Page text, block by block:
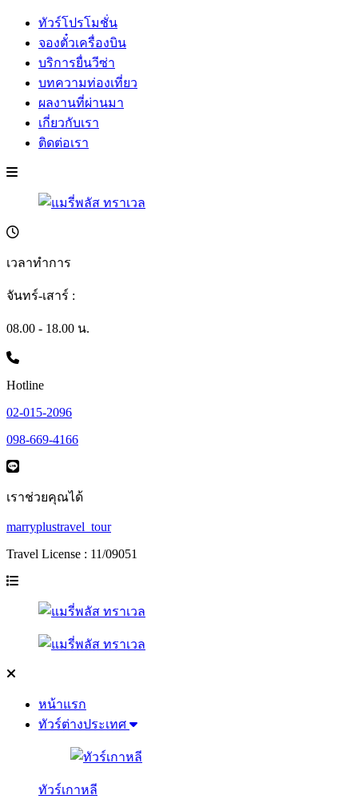
ทัวร์โปรโมชั่น
จองตั๋วเครื่องบิน
บริการยื่นวีซ่า
บทความท่องเที่ยว
ผลงานที่ผ่านมา
เกี่ยวกับเรา
ติดต่อเรา
เวลาทำการ
จันทร์-เสาร์ :
08.00 - 18.00 น.
Hotline
02-015-2096
098-669-4166
เราช่วยคุณได้
marryplustravel_tour
Travel License : 11/09051
หน้าแรก
ทัวร์ต่างประเทศ
ทัวร์เกาหลี